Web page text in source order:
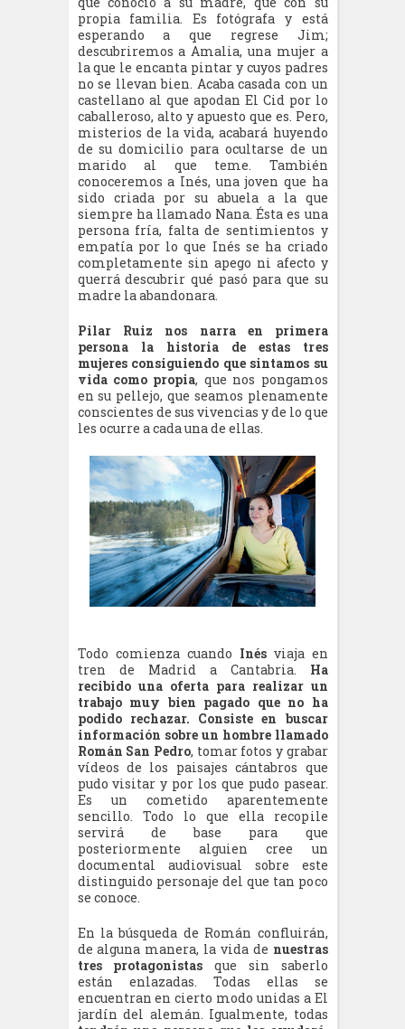
propia familia. Es fotógrafa y está
esperando a que regrese Jim;
descubriremos a Amalia, una mujer a
la que le encanta pintar y cuyos padres
no se llevan bien. Acaba casada con un
castellano al que apodan El Cid por lo
caballeroso, alto y apuesto que es. Pero,
misterios de la vida, acabará huyendo
de su domicilio para ocultarse de un
marido al que teme. También
conoceremos a Inés, una joven que ha
sido criada por su abuela a la que
siempre ha llamado Nana. Ésta es una
persona fría, falta de sentimientos y
empatía por lo que Inés se ha criado
completamente sin apego ni afecto y
querrá descubrir qué pasó para que su
madre la abandonara.
Pilar Ruiz nos narra en primera
persona la historia de estas tres
mujeres consiguiendo que sintamos su
vida como propia, que nos pongamos
en su pellejo, que seamos plenamente
conscientes de sus vivencias y de lo que
les ocurre a cada una de ellas.
Todo comienza cuando Inésviaja en
tren de Madrid a Cantabria. Ha
recibido una oferta para realizar un
trabajo muy bien pagado que no ha
podido rechazar. Consiste en buscar
información sobre un hombre llamado
Román San Pedro, tomar fotos y grabar
vídeos de los paisajes cántabros que
pudo visitar y por los que pudo pasear.
Es un cometido aparentemente
sencillo. Todo lo que ella recopile
servirá de base para que
posteriormente alguien cree un
documental audiovisual sobre este
distinguido personaje del que tan poco
se conoce.
En la búsqueda de Román confluirán,
de alguna manera, la vida de nuestras
tres protagonistas que sin saberlo
están enlazadas. Todas ellas se
encuentran en cierto modo unidas a El
jardín del alemán. Igualmente, todas